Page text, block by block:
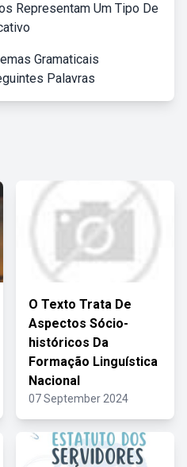
Representam Um Tipo De
Gramaticais
Palavras
O Texto Trata De
Aspectos Sócio-
históricos Da
Formação Linguística
Nacional
07 September 2024